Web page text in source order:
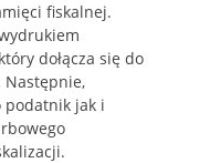
fiskalnej.
dołącza się do
Następnie,
podatnik jak i